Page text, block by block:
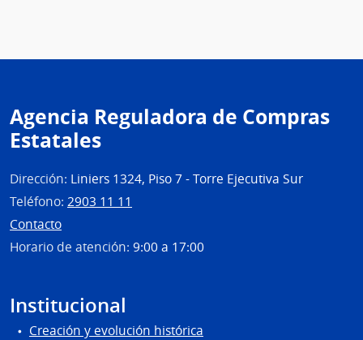
Agencia Reguladora de Compras
Estatales
Dirección: Liniers 1324, Piso 7 - Torre Ejecutiva Sur
Teléfono: 2903 11 11
Contacto
Horario de atención: 9:00 a 17:00
Institucional
Creación y evolución histórica